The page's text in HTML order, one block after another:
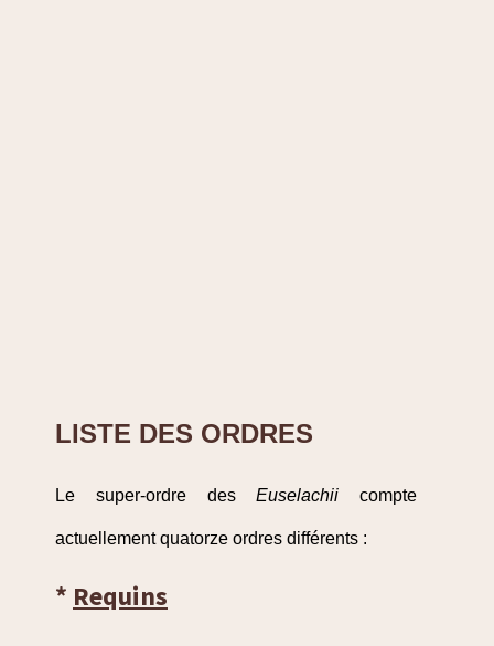
LISTE DES ORDRES
Le super-ordre desEuselachii compte
actuellement quatorze ordres différents :
* Requins